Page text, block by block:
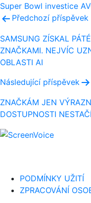
Super Bowl investice
Navigace
pro
příspěvek
Předchozí příspěvek
SAMSUNG ZÍSKAL
ZNAČKAMI. NEJVÍC
OBLASTI AI
Následující příspěvek
ZNAČKÁM JEN
DOSTUPNOSTI NESTAČÍ
PODMÍNKY UŽITÍ
ZPRACOVÁNÍ